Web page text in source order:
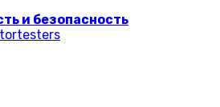
и безопасность